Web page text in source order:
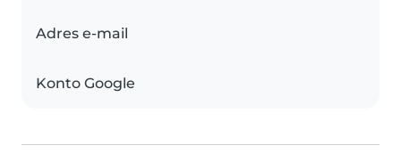
Adres e-mail
Konto Google